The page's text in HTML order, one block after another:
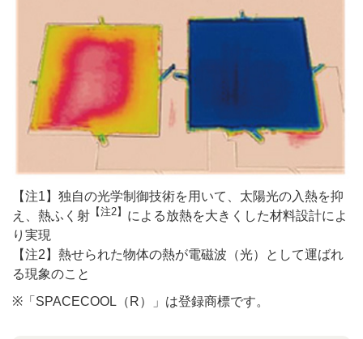
【注1】独自の光学制御技術を用いて、太陽光の入熱を抑
え、熱ふく射 【注2】 による放熱を大きくした材料設計によ
り実現
【注2】熱せられた物体の熱が電磁波（光）として運ばれ
る現象のこと
※「SPACECOOL（R）」は登録商標です。